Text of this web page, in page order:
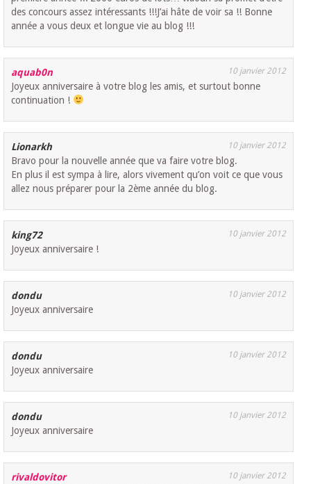
des concours assez intéressants !!!J’ai hâte de voir sa !! Bonne
année a vous deux et longue vie au blog !!!
aquab0n 10 janvier 2012
Joyeux anniversaire à votre blog les amis, et surtout bonne
continuation !
Lionarkh 10 janvier 2012
Bravo pour la nouvelle année que va faire votre blog.
En plus il est sympa à lire, alors vivement qu’on voit ce que vous
allez nous préparer pour la 2ème année du blog.
king72 10 janvier 2012
Joyeux anniversaire !
dondu 10 janvier 2012
Joyeux anniversaire
dondu 10 janvier 2012
Joyeux anniversaire
dondu 10 janvier 2012
Joyeux anniversaire
rivaldovitor 10 janvier 2012